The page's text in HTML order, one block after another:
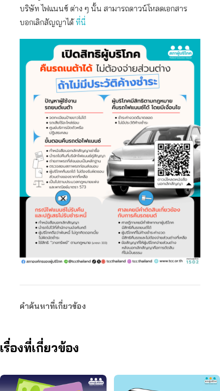
บริษัท ไฟแนนซ์ ต่าง ๆ นั้น สามารถดาวน์โหลดเอกสาร
บอกเลิกสัญญาได้ที่นี่
คำค้นหาที่เกี่ยวข้อง
เรื่องที่เกี่ยวข้อง